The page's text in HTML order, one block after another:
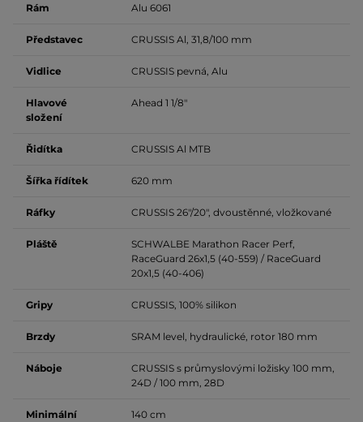
Rám Alu 6061
Představec CRUSSIS Al, 31,8/100 mm
Vidlice CRUSSIS pevná, Alu
Hlavové
složení
Ahead 1 1/8"
Řidítka CRUSSIS Al MTB
Šířka řídítek 620 mm
Ráfky CRUSSIS 26"/20", dvoustěnné, vložkované
Pláště
SCHWALBE Marathon Racer Perf,
RaceGuard 26x1,5 (40-559) / RaceGuard
20x1,5 (40-406)
Gripy CRUSSIS, 100% silikon
Brzdy SRAM level, hydraulické, rotor 180 mm
Náboje
CRUSSIS s průmyslovými ložisky 100 mm,
24D / 100 mm, 28D
Minimální
140 cm